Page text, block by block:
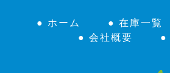
● ホーム ● 在庫一覧
● 会社概要
●